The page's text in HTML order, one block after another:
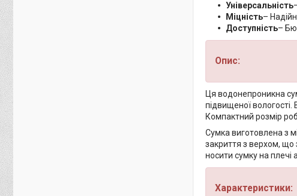
Універсальність
Міцність–
Доступність–
Опис:
Ця водонепроникна
підвищеної вологості.
Компактний розмір
Сумка виготовлена ​​з
закриття з верхом, що
носити сумку на плечі
Характеристики: